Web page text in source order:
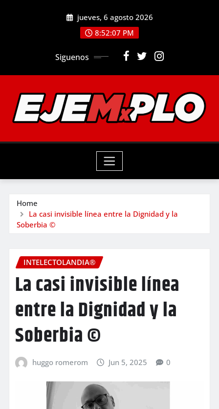
jueves, 6 agosto 2026
8:52:09 PM
Siguenos
Home
La casi invisible línea entre la Dignidad y la
Soberbia ©
INTELECTOLANDIA®
La casi invisible línea
entre la Dignidad y la
Soberbia ©
huggo romerom Jun 5, 2025 0